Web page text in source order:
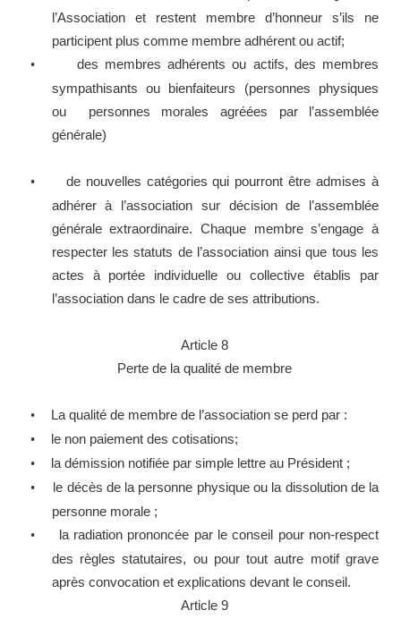
l’Association et restent membre d’honneur s’ils ne
participent plus comme membre adhérent ou actif;
•
des membres adhérents ou actifs, des membres
sympathisants ou bienfaiteurs (personnes physiques
ou personnes morales agréées par l’assemblée
générale)
•
de nouvelles catégories qui pourront être admises à
adhérer à l’association sur décision de l’assemblée
générale extraordinaire. Chaque membre s’engage à
respecter les statuts de l’association ainsi que tous les
actes à portée individuelle ou collective établis par
l’association dans le cadre de ses attributions.
Article 8
Perte de la qualité de membre
• La qualité de membre de l’association se perd par :
• le non paiement des cotisations;
• la démission notifiée par simple lettre au Président ;
•
le décès de la personne physique ou la dissolution de la
personne morale ;
•
la radiation prononcée par le conseil pour non-respect
des règles statutaires, ou pour tout autre motif grave
après convocation et explications devant le conseil.
Article 9